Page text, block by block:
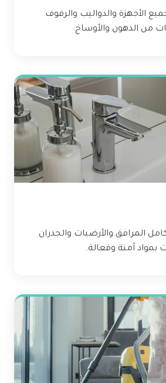
الأجهزة والدواليب والرفوف
من الدهون والأوساخ.
المرافق والأرضيات والجدران
بمواد آمنة وفعالة.